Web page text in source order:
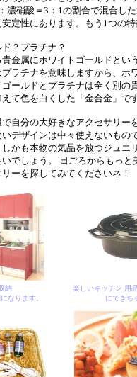
濃硝酸＝3：1の割合で混合し
定性にあります。もう1つの
？プラチナ？
金属にホワイトゴールドと
ラチナを意味しますから、
ールドとプラチナは全く別
て色を白くした「金合金」で
で自分の大好きなアクセサリ
デザインは中々使えないもの
かも本物の気品を放つジュ
でしょう。 日ごろからもっ
ーを探してみてくださいネ！
納
なります。
楽しいキッチン 用
にできち